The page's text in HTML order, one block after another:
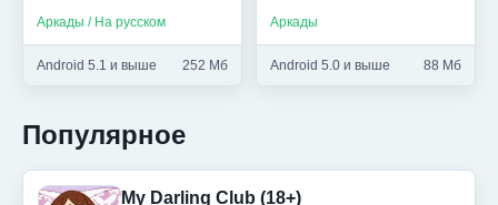
Аркады / На русском
Android 5.1 и выше 252 Мб
Аркады
Android 5.0 и выше 88 Мб
Популярное
My Darling Club (18+)